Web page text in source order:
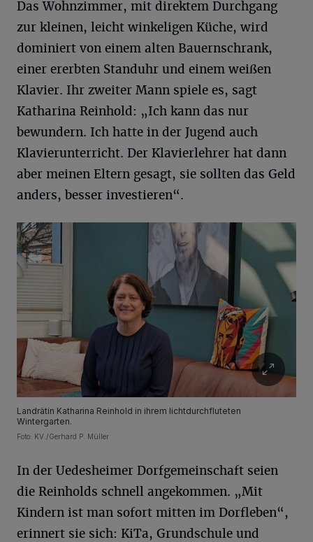
Das Wohnzimmer, mit direktem Durchgang
zur kleinen, leicht winkeligen Küche, wird
dominiert von einem alten Bauernschrank,
einer ererbten Standuhr und einem weißen
Klavier. Ihr zweiter Mann spiele es, sagt
Katharina Reinhold: „Ich kann das nur
bewundern. Ich hatte in der Jugend auch
Klavierunterricht. Der Klavierlehrer hat dann
aber meinen Eltern gesagt, sie sollten das Geld
anders, besser investieren“.
Landrätin Katharina Reinhold in ihrem lichtdurchfluteten
Wintergarten.
Foto: KV./Gerhard P. Müller
In der Uedesheimer Dorfgemeinschaft seien
die Reinholds schnell angekommen. „Mit
Kindern ist man sofort mitten im Dorfleben“,
erinnert sie sich: KiTa, Grundschule und